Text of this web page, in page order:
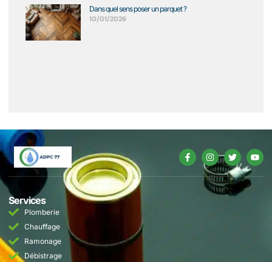
Dans quel sens poser un parquet ?
10/01/2026
Services
Plomberie
Chauffage
Ramonage
Débistrage